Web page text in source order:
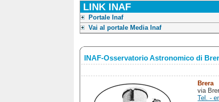
LINK INAF
Portale Inaf
Vai al portale Media Inaf
INAF-Osservatorio Astronomico di
Brera
via
Tel. -